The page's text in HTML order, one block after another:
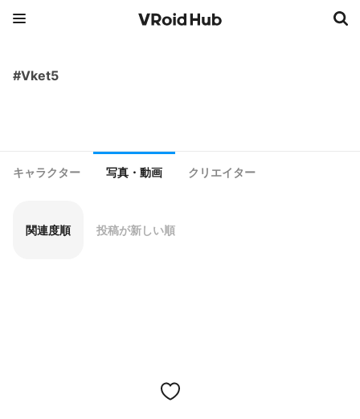
#Vket5
キャラクター 写真・動画 クリエイター
関連度順 投稿が新しい順